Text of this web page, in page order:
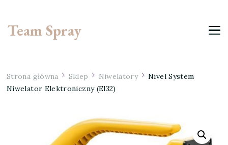
Team Spray
Strona główna Sklep Niwelatory
Nivel System
Niwelator Elektroniczny (El32)